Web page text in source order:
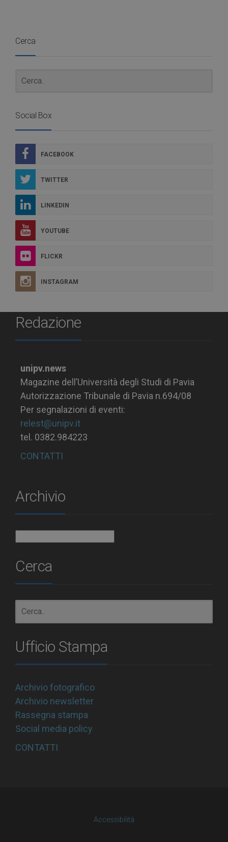
Cerca
Social Box
FACEBOOK
TWITTER
LINKEDIN
YOUTUBE
FLICKR
INSTAGRAM
Redazione
unipv.news
Magazine dell’Università degli Studi di Pavia
Autorizzazione Tribunale di Pavia n.694/08
Per segnalazioni di eventi:
relest@unipv.it
tel. 0382.984223
CONTATTI
Archivio
Cerca
Ufficio Stampa
Archivio fotografico
Archivio newsletter
Rassegna stampa
Social media policy
CONTATTI
Accessibilità